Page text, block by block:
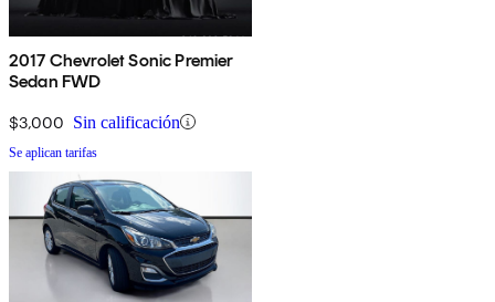
2017 Chevrolet Sonic Premier
Sedan FWD
$3,000 Sin calificación
Se aplican tarifas